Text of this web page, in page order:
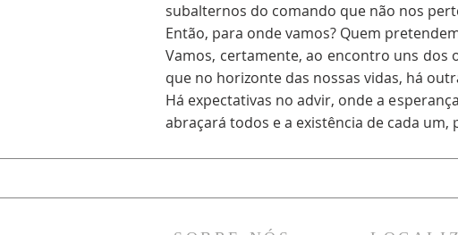
subalternos do comando que não nos
Então, para onde vamos? Quem
Vamos, certamente, ao encontro uns
que no horizonte das nossas vidas, há
Há expectativas no advir, onde a
abraçará todos e a existência de cada